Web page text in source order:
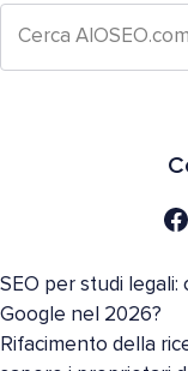
SEO per studi legali:
Google nel 2026?
Rifacimento della